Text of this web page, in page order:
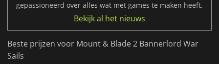
gepassioneerd over alles wat met games te maken heeft.
Bekijk al het nieuws
Beste prijzen voor Mount & Blade 2 Bannerlord War
Sails